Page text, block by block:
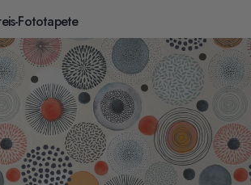
Fototapete